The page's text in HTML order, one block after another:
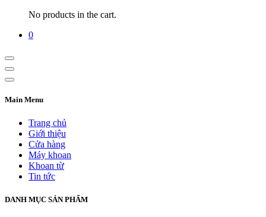
No products in the cart.
0
Main Menu
Trang chủ
Giới thiệu
Cửa hàng
Máy khoan
Khoan từ
Tin tức
DANH MỤC SẢN PHẨM